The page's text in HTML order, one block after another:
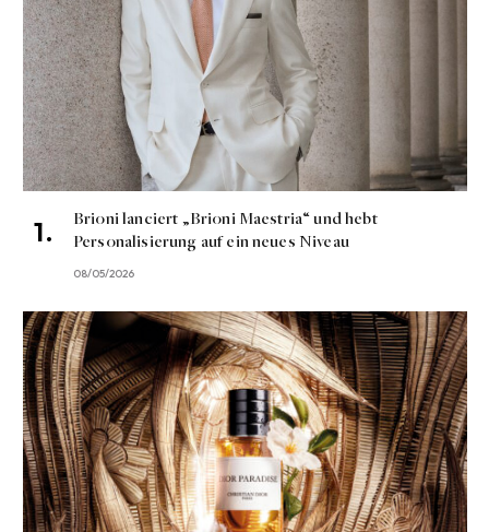
Brioni lanciert „Brioni Maestria“ und hebt
Personalisierung auf ein neues Niveau
08/05/2026